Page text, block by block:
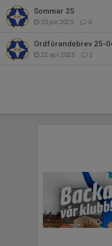
Sommar 25
20 jun 2025 0
Ordförandebrev 25-
22 apr 2025 2